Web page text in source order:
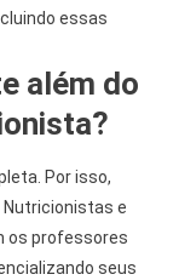
essas
além do
Por isso,
e
os professores
seus